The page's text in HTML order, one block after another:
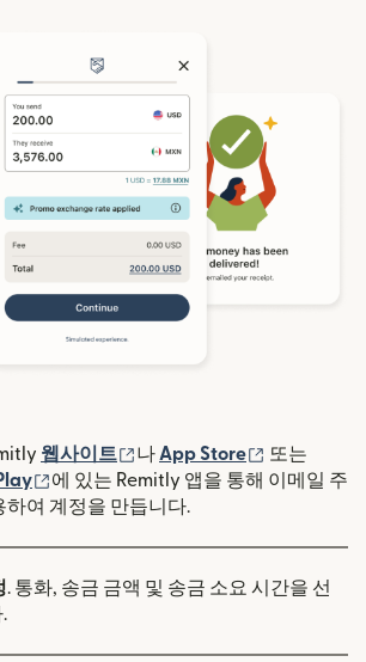
웹사이트 (새 창에서 열림)
나 App Store (새 창에서
또는
(새 창에서 열림)
에 있는 Remitly 앱을 통해 이메일 주
하여 계정을 만듭니다.
. 통화, 송금 금액 및 송금 소요 시간을 선